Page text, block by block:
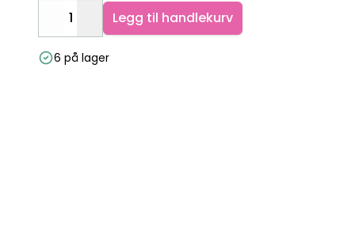
DecreaseIncrease
Legg til handlekurv
6 på lager